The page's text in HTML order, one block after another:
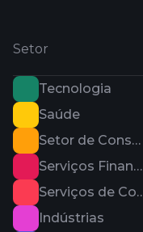
Setor
Tecnologia
Saúde
Setor de Consumo Cíclico
Serviços Financeiros
Serviços
Indústrias